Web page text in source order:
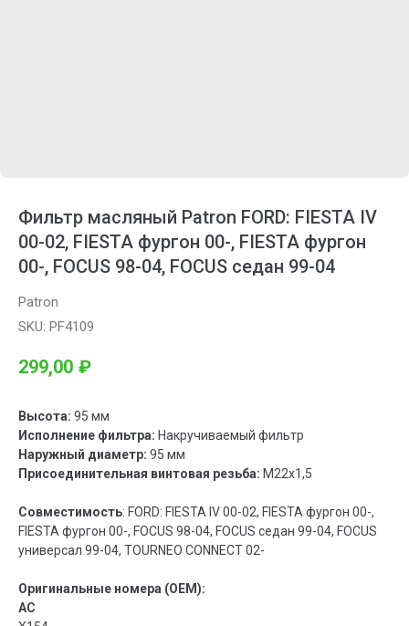
Фильтр масляный Patron FORD: FIESTA IV
00-02, FIESTA фургон 00-, FIESTA фургон
00-, FOCUS 98-04, FOCUS седан 99-04
Patron
SKU: PF4109
299,00 ₽
Высота: 95 мм
Исполнение фильтра: Накручиваемый фильтр
Наружный диаметр: 95 мм
Присоединительная винтовая резьба: M22x1,5
Совместимость: FORD: FIESTA IV 00-02, FIESTA фургон 00-,
FIESTA фургон 00-, FOCUS 98-04, FOCUS седан 99-04, FOCUS
универсал 99-04, TOURNEO CONNECT 02-
Оригинальные номера (OEM):
AC